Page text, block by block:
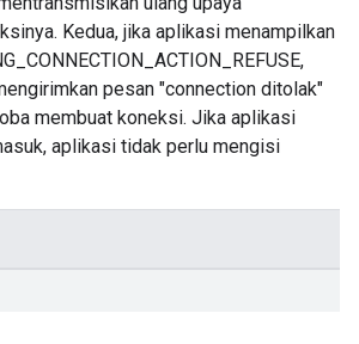
Kedua, jika aplikasi menampilkan
pesan "connection ditolak"
membuat koneksi. Jika aplikasi
aplikasi tidak perlu mengisi